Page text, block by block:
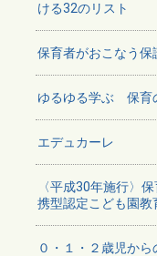
ける32のリスト
保育者がおこなう保
ゆるゆる学ぶ 保育
エデュカーレ
〈平成30年施行〉
携型認定こども園教
０・１・２歳児か